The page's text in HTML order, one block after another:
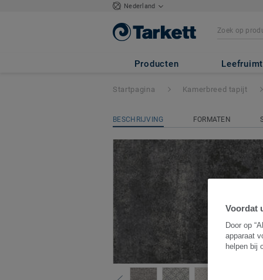
Nederland
Producten
Desso & Ex -
Startpagina Kamerbreed tapijt
BESCHRIJVING FORMATEN
Voordat
Door op
apparaat
helpen bij